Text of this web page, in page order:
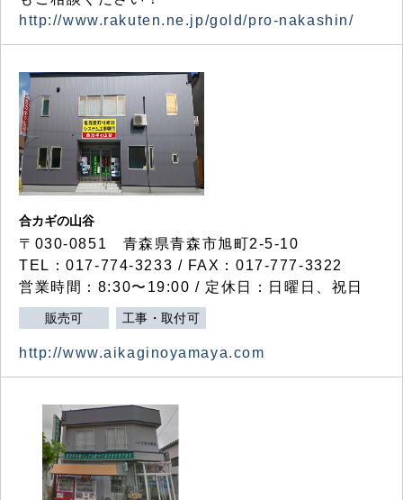
http://www.rakuten.ne.jp/gold/pro-nakashin/
合カギの山谷
〒030-0851 青森県青森市旭町2-5-10
TEL：017-774-3233 / FAX：017-777-3322
営業時間：8:30〜19:00 / 定休日：日曜日、祝日
販売可 工事・取付可
http://www.aikaginoyamaya.com